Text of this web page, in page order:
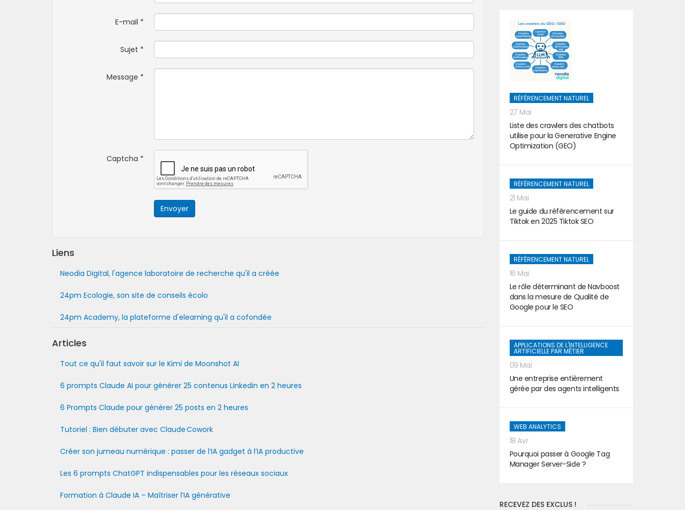
E-mail *
Sujet *
Message *
Captcha *
Envoyer
Liens
Neodia Digital, l'agence laboratoire de recherche qu'il a créée
24pm Ecologie, son site de conseils écolo
24pm Academy, la plateforme d'elearning qu'il a cofondée
Articles
Tout ce qu'il faut savoir sur le Kimi de Moonshot AI
6 prompts Claude AI pour générer 25 contenus Linkedin en 2 heures
6 Prompts Claude pour générer 25 posts en 2 heures
Tutoriel : Bien débuter avec Claude Cowork
Créer son jumeau numérique : passer de l’IA gadget à l’IA productive
Les 6 prompts ChatGPT indispensables pour les réseaux sociaux
Formation à Claude IA – Maîtriser l’IA générative
RÉFÉRENCEMENT NATUREL
27 Mai
Liste des crawlers des chatbots
utilise pour la Generative Engine
Optimization (GEO)
RÉFÉRENCEMENT NATUREL
21 Mai
Le guide du référencement sur
Tiktok en 2025 Tiktok SEO
RÉFÉRENCEMENT NATUREL
16 Mai
Le rôle déterminant de Navboost
dans la mesure de Qualité de
Google pour le SEO
APPLICATIONS DE L'INTELLIGENCE
ARTIFICIELLE PAR MÉTIER
09 Mai
Une entreprise entièrement
gérée par des agents intelligents
WEB ANALYTICS
18 Avr
Pourquoi passer à Google Tag
Manager Server-Side ?
RECEVEZ DES EXCLUS !